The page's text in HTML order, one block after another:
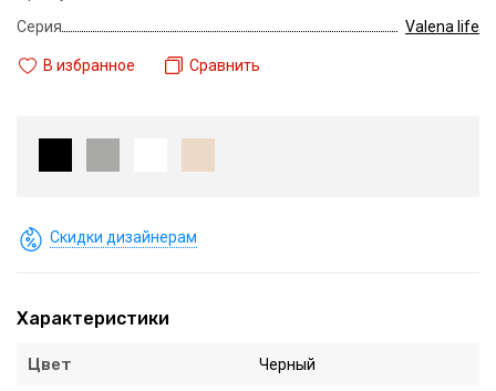
Серия
Valena life
В избранное Сравнить
Скидки дизайнерам
Характеристики
Цвет Черный